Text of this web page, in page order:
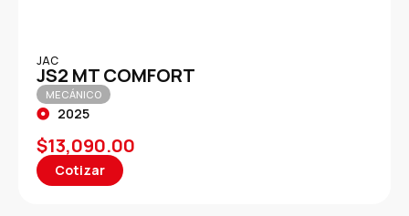
JAC
JS2 MT COMFORT
MECÁNICO
2025
$13,090.00
Cotizar